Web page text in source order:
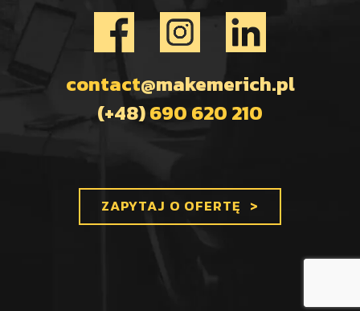
contact@makemerich.pl
(+48)690 620 210
ZAPYTAJ O OFERTĘ